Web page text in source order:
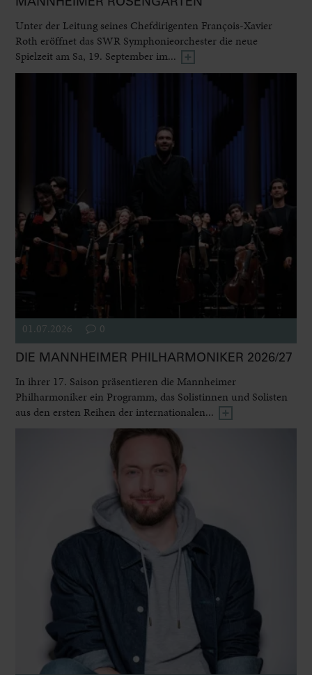
Unter der Leitung seines Chefdirigenten François-Xavier
Roth eröffnet das SWR Symphonieorchester die neue
Spielzeit am Sa, 19. September im...
01.07.2026 0
DIE MANNHEIMER PHILHARMONIKER 2026/27
In ihrer 17. Saison präsentieren die Mannheimer
Philharmoniker ein Programm, das Solistinnen und Solisten
aus den ersten Reihen der internationalen...